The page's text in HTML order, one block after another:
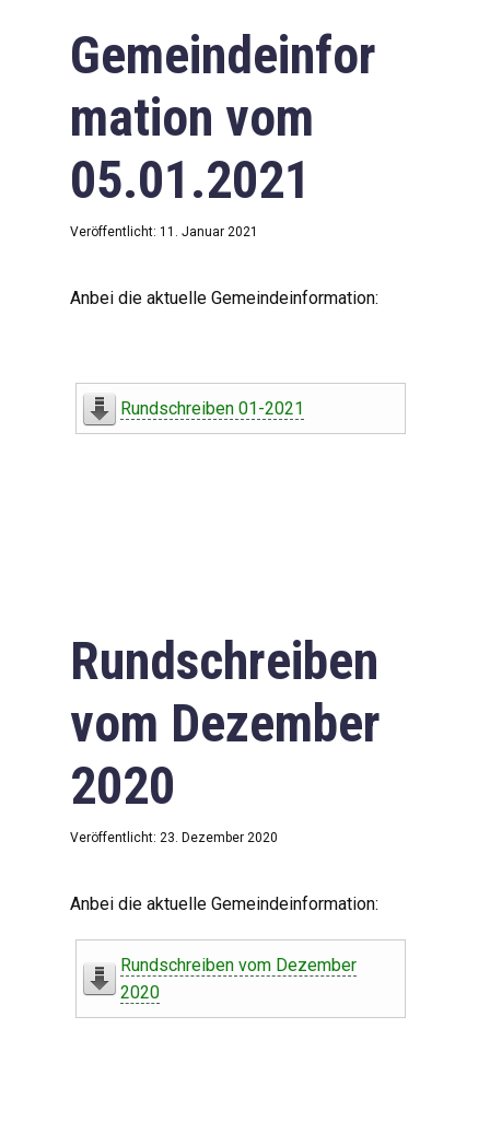
Gemeindeinfor
mation vom
05.01.2021
Veröffentlicht: 11. Januar 2021
Anbei die aktuelle Gemeindeinformation:
Rundschreiben 01-2021
Rundschreiben
vom Dezember
2020
Veröffentlicht: 23. Dezember 2020
Anbei die aktuelle Gemeindeinformation:
Rundschreiben vom Dezember
2020